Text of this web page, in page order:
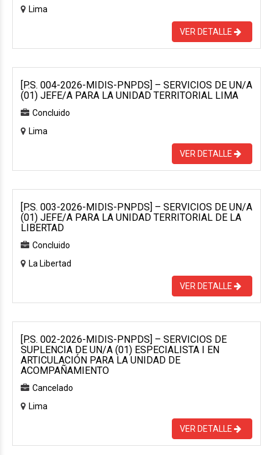
Lima
VER DETALLE
[P.S. 004-2026-MIDIS-PNPDS] – SERVICIOS DE UN/A
(01) JEFE/A PARA LA UNIDAD TERRITORIAL LIMA
Concluido
Lima
VER DETALLE
[P.S. 003-2026-MIDIS-PNPDS] – SERVICIOS DE UN/A
(01) JEFE/A PARA LA UNIDAD TERRITORIAL DE LA
LIBERTAD
Concluido
La Libertad
VER DETALLE
[P.S. 002-2026-MIDIS-PNPDS] – SERVICIOS DE
SUPLENCIA DE UN/A (01) ESPECIALISTA I EN
ARTICULACIÓN PARA LA UNIDAD DE
ACOMPAÑAMIENTO
Cancelado
Lima
VER DETALLE